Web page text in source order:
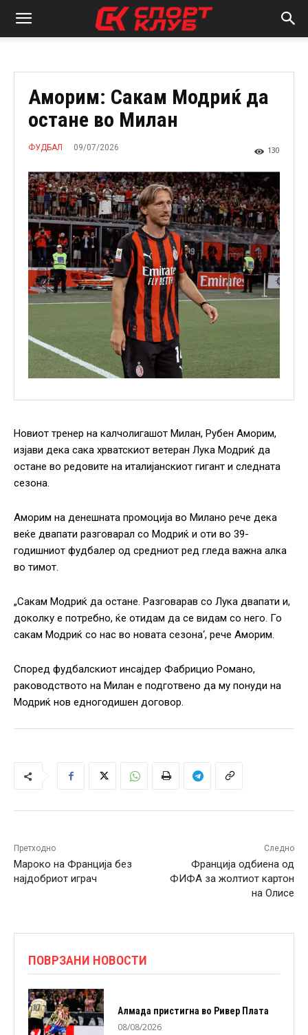
Аморим: Сакам Модриќ да
остане во Милан
ФУДБАЛ 09/07/2026 130
Новиот тренер на калчолигашот Милан, Рубен Аморим,
изјави дека сака хрватскиот ветеран Лука Модриќ да
остане во редовите на италијанскиот гигант и следната
сезона.
Аморим на денешната промоција во Милано рече дека
веќе двапати разговарал со Модриќ и оти во 39-
годишниот фудбалер од средниот ред гледа важна алка
во тимот.
„Сакам Модриќ да остане. Разговарав со Лука двапати и,
доколку е потребно, ќе отидам да се видам со него. Го
сакам Модриќ со нас во новата сезона‘, рече Аморим.
Според фудбалскиот инсајдер Фабрицио Романо,
раководството на Милан е подготвено да му понуди на
Модриќ нов едногодишен договор.
Претходно
Мароко на Франција без
најдобриот играч
Следно
Франција одбиена од
ФИФА за жолтиот картон
на Олисе
ПОВРЗАНИ НОВОСТИ
Алмада пристигна во Ривер Плата
08/08/2026